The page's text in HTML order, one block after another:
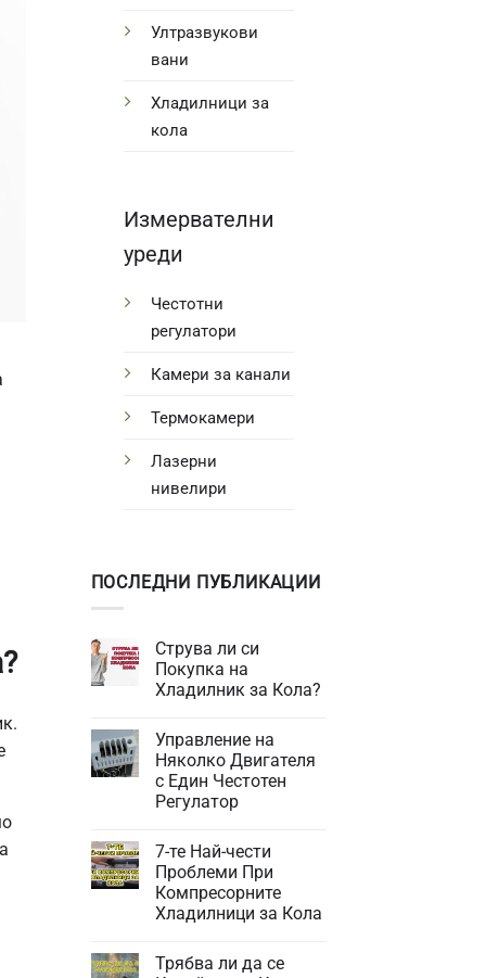
Ултразвукови
вани
Хладилници за
кола
Измервателни
уреди
Честотни
регулатори
Камери за канали
Термокамери
Лазерни
нивелири
ПОСЛЕДНИ ПУБЛИКАЦИИ
Струва ли си
Покупка на
Хладилник за Кола?
за
Струва
ли
си
Покупка
на
Кола?
Управление на
Няколко Двигателя
с Един Честотен
Регулатор
за
Управление
на
Няколко
Двигателя
с
Регулатор
7-те Най-чести
Проблеми При
Компресорните
Хладилници за Кола
Трябва ли да се